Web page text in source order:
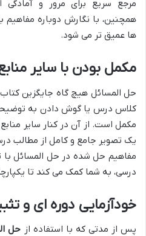
مرجع سریع برای مرور و آمادگی
همچنین، با نگارش دوباره مفاهیم
ها عمیق تر می شود.
مکمل بودن با سایر
حل المسائل هیچ گاه جایگزین
کلاس درس یا گوش دادن به
مکمل است. از آن در کنار سایر
یک تصویر جامع و کامل از مطالب
مفاهیم حل شده در حل المسائل
درسی، به شما کمک می کند تا
خودآزمایی دوره ای و
پس از مدتی که با استفاده از حل